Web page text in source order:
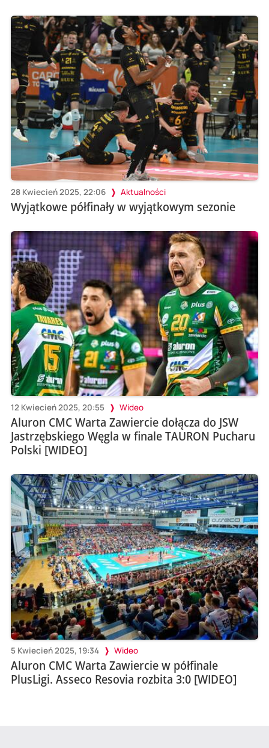
28 Kwiecień 2025, 22:06 Aktualności
Wyjątkowe półfinały w wyjątkowym sezonie
12 Kwiecień 2025, 20:55 Wideo
Aluron CMC Warta Zawiercie dołącza do JSW
Jastrzębskiego Węgla w finale TAURON Pucharu
Polski [WIDEO]
5 Kwiecień 2025, 19:34 Wideo
Aluron CMC Warta Zawiercie w półfinale
PlusLigi. Asseco Resovia rozbita 3:0 [WIDEO]